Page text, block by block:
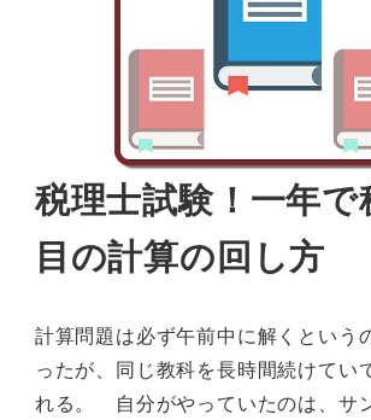
税理士試験！一年で
目の計算の回し方
計算問題は必ず午前中に解くという
ったが、同じ教科を長時間続けてい
れる。 自分がやっていたのは、サ